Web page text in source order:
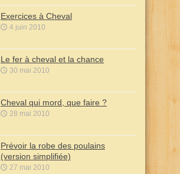
Exercices à Cheval
4 juin 2010
Le fer à cheval et la chance
30 mai 2010
Cheval qui mord, que faire ?
28 mai 2010
Prévoir la robe des poulains
(version simplifiée)
27 mai 2010